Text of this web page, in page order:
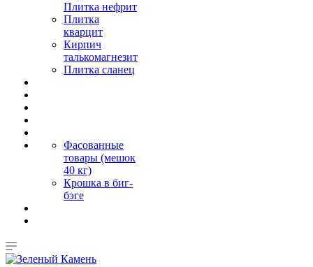
Плитка нефрит
Плитка
кварцит
Кирпич
талькомагнезит
Плитка сланец
Фасованные
товары (мешок
40 кг)
Крошка в биг-
бэге